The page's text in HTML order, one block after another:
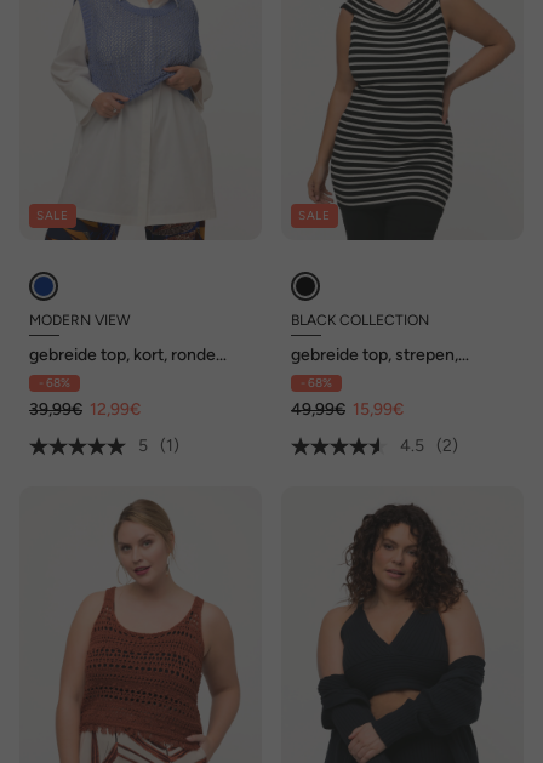
SALE
MODERN VIEW
gebreide top, kort, ronde
hals, mouwloos
- 68%
39,99€ 12,99€
5
(1)
SALE
BLACK COLLECTION
gebreide top, strepen,
carmenhals, mouwloos, blote
schouders
- 68%
49,99€ 15,99€
4.5
(2)